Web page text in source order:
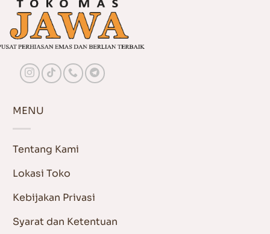
MENU
Tentang Kami
Lokasi Toko
Kebijakan Privasi
Syarat dan Ketentuan